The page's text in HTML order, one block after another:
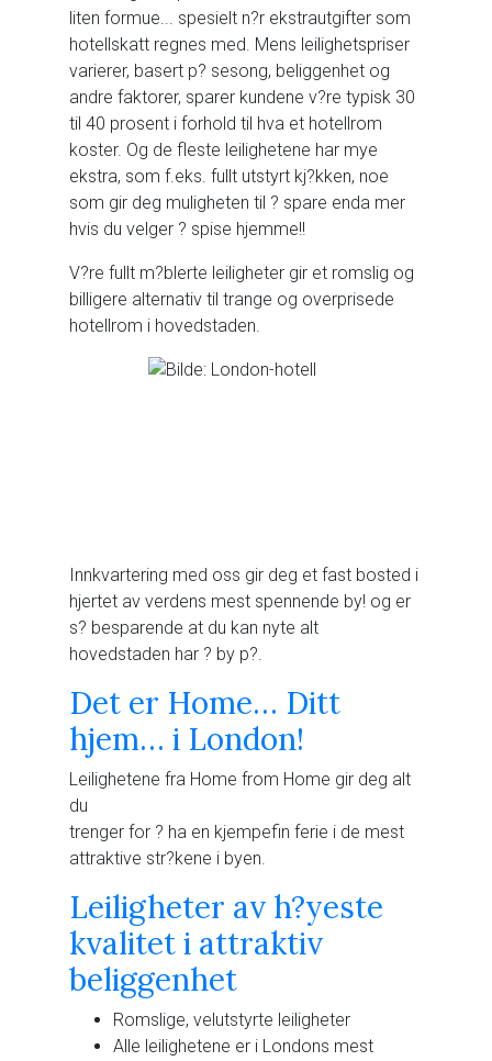
liten formue... spesielt n?r ekstrautgifter som
hotellskatt regnes med. Mens leilighetspriser
varierer, basert p? sesong, beliggenhet og
andre faktorer, sparer kundene v?re typisk 30
til 40 prosent i forhold til hva et hotellrom
koster. Og de fleste leilighetene har mye
ekstra, som f.eks. fullt utstyrt kj?kken, noe
som gir deg muligheten til ? spare enda mer
hvis du velger ? spise hjemme!!
V?re fullt m?blerte leiligheter gir et romslig og
billigere alternativ til trange og overprisede
hotellrom i hovedstaden.
Innkvartering med oss gir deg et fast bosted i
hjertet av verdens mest spennende by! og er
s? besparende at du kan nyte alt
hovedstaden har ? by p?.
Det er Home… Ditt
hjem… i London!
Leilighetene fra Home from Home gir deg alt
du
trenger for ? ha en kjempefin ferie i de mest
attraktive str?kene i byen.
Leiligheter av h?yeste
kvalitet i attraktiv
beliggenhet
Romslige, velutstyrte leiligheter
Alle leilighetene er i Londons mest